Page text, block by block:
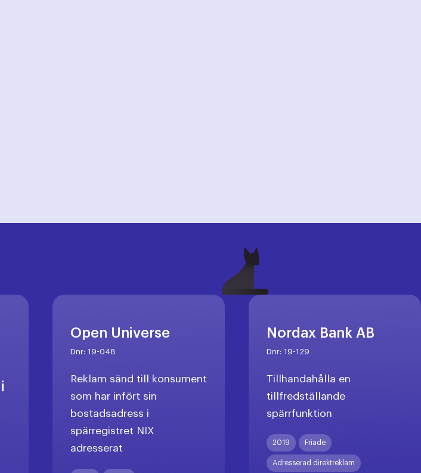
Open Universe
Dnr: 19-048
Reklam sänd till konsument
som har infört sin
bostadsadress i
spärregistret NIX
adresserat
Nordax Bank AB
Dnr: 19-129
Tillhandahålla en
tillfredställande
spärrfunktion
2019 Friade
Adresserad direktreklam